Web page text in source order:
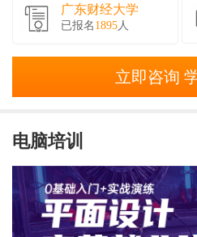
广东财经大学
已报名 1895人
立即咨询
电脑培训